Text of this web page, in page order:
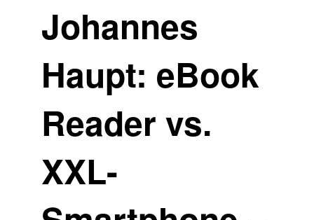
Johannes
Haupt: eBook
Reader vs.
XXL-